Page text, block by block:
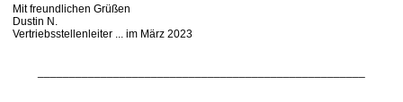
Mit freundlichen Grüßen
Dustin N.
Vertriebsstellenleiter ... im März 2023